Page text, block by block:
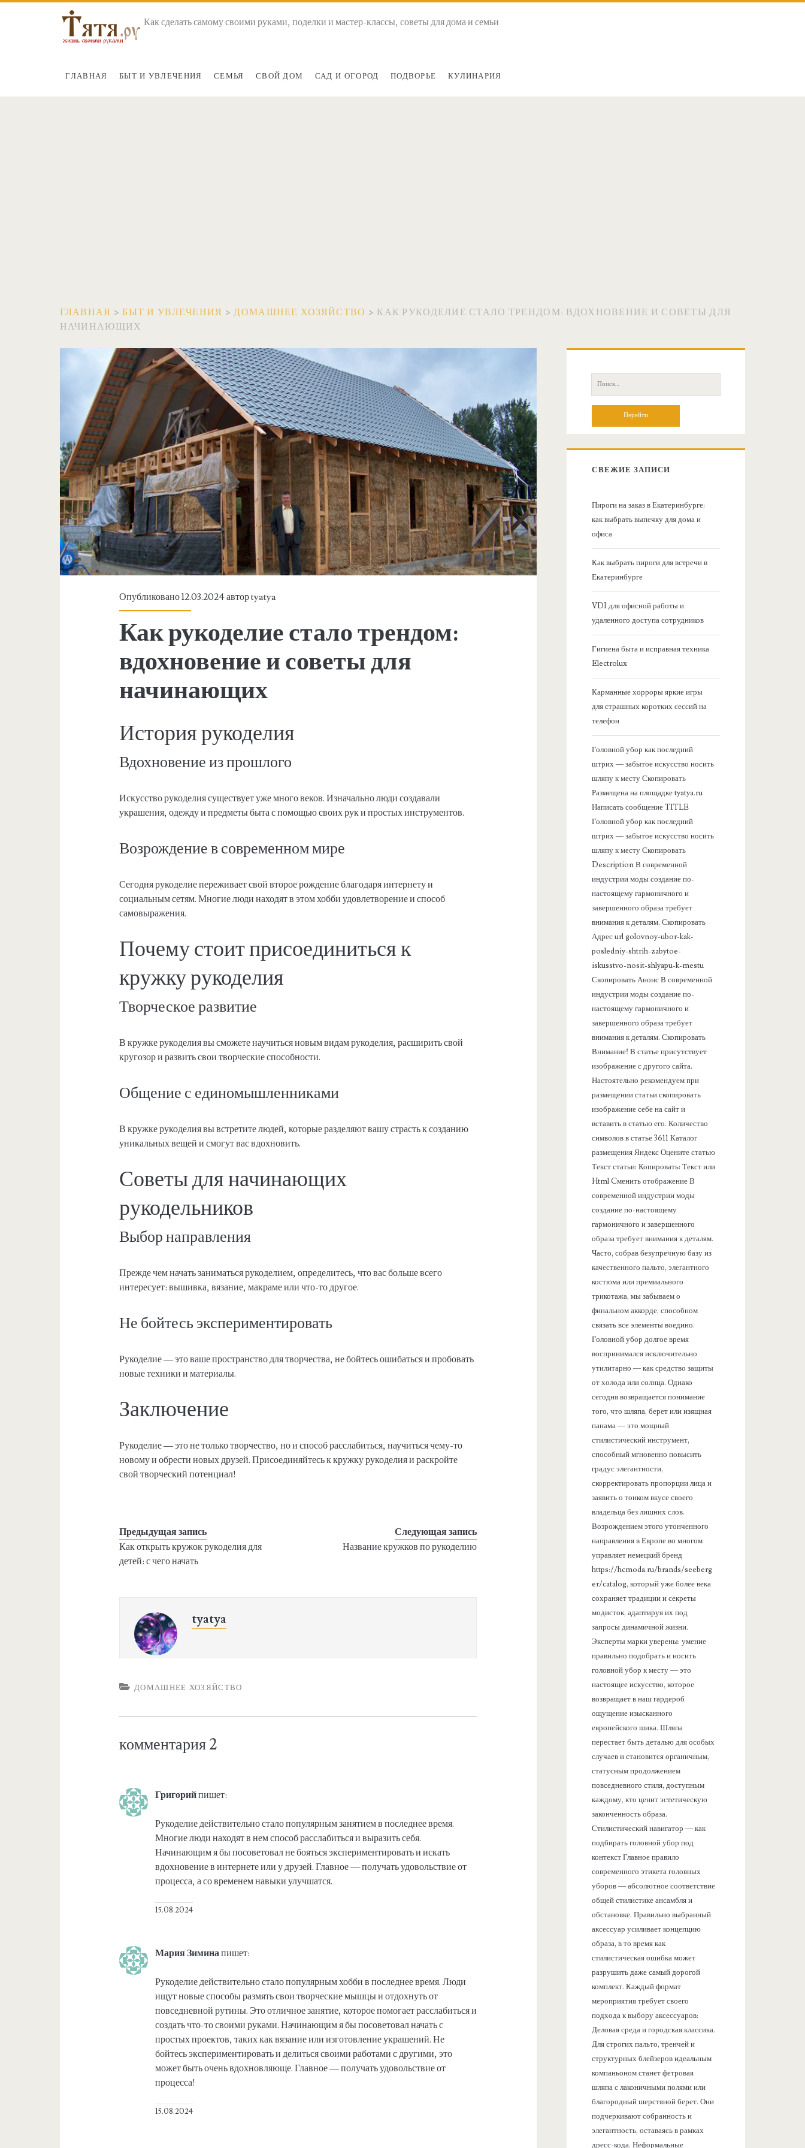
Как сделать самому своими руками, поделки и мастер-классы, советы для дома и семьи
ГЛАВНАЯ БЫТ И УВЛЕЧЕНИЯ СЕМЬЯ СВОЙ ДОМ САД И ОГОРОД ПОДВОРЬЕ КУЛИНАРИЯ
ГЛАВНАЯ >БЫТ И УВЛЕЧЕНИЯ >ДОМАШНЕЕ ХОЗЯЙСТВО > КАК РУКОДЕЛИЕ СТАЛО ТРЕНДОМ: ВДОХНОВЕНИЕ И СОВЕТЫ ДЛЯ
НАЧИНАЮЩИХ
Опубликовано 12.03.2024 авторtyatya
Как рукоделие стало трендом:
вдохновение и советы для
начинающих
История рукоделия
Вдохновение из прошлого
Искусство рукоделия существует уже много веков. Изначально люди создавали
украшения, одежду и предметы быта с помощью своих рук и простых инструментов.
Возрождение в современном мире
Сегодня рукоделие переживает свой второе рождение благодаря интернету и
социальным сетям. Многие люди находят в этом хобби удовлетворение и способ
самовыражения.
Почему стоит присоединиться к
кружку рукоделия
Творческое развитие
В кружке рукоделия вы сможете научиться новым видам рукоделия, расширить свой
кругозор и развить свои творческие способности.
Общение с единомышленниками
В кружке рукоделия вы встретите людей, которые разделяют вашу страсть к созданию
уникальных вещей и смогут вас вдохновить.
Советы для начинающих
рукодельников
Выбор направления
Прежде чем начать заниматься рукоделием, определитесь, что вас больше всего
интересует: вышивка, вязание, макраме или что-то другое.
Не бойтесь экспериментировать
Рукоделие — это ваше пространство для творчества, не бойтесь ошибаться и пробовать
новые техники и материалы.
Заключение
Рукоделие — это не только творчество, но и способ расслабиться, научиться чему-то
новому и обрести новых друзей. Присоединяйтесь к кружку рукоделия и раскройте
свой творческий потенциал!
Предыдущая запись
Как открыть кружок рукоделия для
детей: с чего начать
Следующая запись
Название кружков по рукоделию
tyatya
ДОМАШНЕЕ ХОЗЯЙСТВО
комментария 2
Григорийпишет:
Рукоделие действительно стало популярным занятием в последнее время.
Многие люди находят в нем способ расслабиться и выразить себя.
Начинающим я бы посоветовал не бояться экспериментировать и искать
вдохновение в интернете или у друзей. Главное — получать удовольствие от
процесса, а со временем навыки улучшатся.
15.08.2024
Мария Зиминапишет:
Рукоделие действительно стало популярным хобби в последнее время. Люди
ищут новые способы размять свои творческие мышцы и отдохнуть от
повседневной рутины. Это отличное занятие, которое помогает расслабиться и
создать что-то своими руками. Начинающим я бы посоветовал начать с
простых проектов, таких как вязание или изготовление украшений. Не
бойтесь экспериментировать и делиться своими работами с другими, это
может быть очень вдохновляюще. Главное — получать удовольствие от
процесса!
15.08.2024
о
П
о
:
СВЕЖИЕ ЗАПИСИ
Пироги на заказ в Екатеринбурге:
как выбрать выпечку для дома и
офиса
Как выбрать пироги для встречи в
Екатеринбурге
VDI для офисной работы и
удаленного доступа сотрудников
Гигиена быта и исправная техника
Electrolux
Карманные хорроры яркие игры
для страшных коротких сессий на
телефон
Головной убор как последний
штрих — забытое искусство носить
шляпу к месту Скопировать
Размещена на площадке tyatya.ru
Написать сообщение TITLE
Головной убор как последний
штрих — забытое искусство носить
шляпу к месту Скопировать
Description В современной
индустрии моды создание по-
настоящему гармоничного и
завершенного образа требует
внимания к деталям. Скопировать
Адрес url golovnoy-ubor-kak-
posledniy-shtrih-zabytoe-
iskusstvo-nosit-shlyapu-k-mestu
Скопировать Анонс В современной
индустрии моды создание по-
настоящему гармоничного и
завершенного образа требует
внимания к деталям. Скопировать
Внимание! В статье присутствует
изображение с другого сайта.
Настоятельно рекомендуем при
размещении статьи скопировать
изображение себе на сайт и
вставить в статью его. Количество
символов в статье 3611 Каталог
размещения Яндекс Оцените статью
Текст статьи: Копировать: Текст или
Html Cменить отображение В
современной индустрии моды
создание по-настоящему
гармоничного и завершенного
образа требует внимания к деталям.
Часто, собрав безупречную базу из
качественного пальто, элегантного
костюма или премиального
трикотажа, мы забываем о
финальном аккорде, способном
связать все элементы воедино.
Головной убор долгое время
воспринимался исключительно
утилитарно — как средство защиты
от холода или солнца. Однако
сегодня возвращается понимание
того, что шляпа, берет или изящная
панама — это мощный
стилистический инструмент,
способный мгновенно повысить
градус элегантности,
скорректировать пропорции лица и
заявить о тонком вкусе своего
владельца без лишних слов.
Возрождением этого утонченного
направления в Европе во многом
управляет немецкий бренд
https://hcmoda.ru/brands/seeberg
er/catalog, который уже более века
сохраняет традиции и секреты
модисток, адаптируя их под
запросы динамичной жизни.
Эксперты марки уверены: умение
правильно подобрать и носить
головной убор к месту — это
настоящее искусство, которое
возвращает в наш гардероб
ощущение изысканного
европейского шика. Шляпа
перестает быть деталью для особых
случаев и становится органичным,
статусным продолжением
повседневного стиля, доступным
каждому, кто ценит эстетическую
законченность образа.
Стилистический навигатор — как
подбирать головной убор под
контекст Главное правило
современного этикета головных
уборов — абсолютное соответствие
общей стилистике ансамбля и
обстановке. Правильно выбранный
аксессуар усиливает концепцию
образа, в то время как
стилистическая ошибка может
разрушить даже самый дорогой
комплект. Каждый формат
мероприятия требует своего
подхода к выбору аксессуаров:
Деловая среда и городская классика.
Для строгих пальто, тренчей и
структурных блейзеров идеальным
компаньоном станет фетровая
шляпа с лаконичными полями или
благородный шерстяной берет. Они
подчеркивают собранность и
элегантность, оставаясь в рамках
дресс-кода. Неформальные